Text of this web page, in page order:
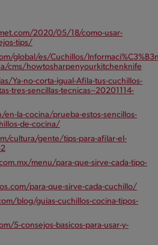
2020/05/18/como-usar-
tips/
global/es/Cuchillos/
cms/howtosharpenyourkitchenknife
Ya-no-corta-igual-Afila-tus-cuchillos-
tres-sencillas-tecnicas--20201114-
la-cocina/prueba-estos-sencillos-
de-cocina/
cultura/gente/tips-para-afilar-el-
menu/para-que-sirve-cada-tipo-
para-que-sirve-cada-cuchillo/
blog/guias-cuchillos-cocina-tipos-
5-consejos-basicos-para-usar-y-